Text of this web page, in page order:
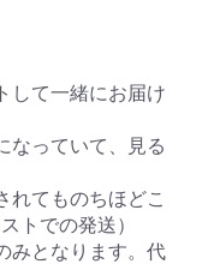
して一緒にお届け
なっていて、見る
れてものちほどこ
トでの発送）
みとなります。代